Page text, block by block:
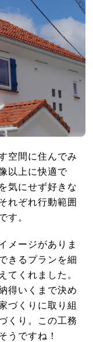
空間に住んでみ
以上に快適で
気にせず好きな
れぞれ行動範囲
す。
メージがありま
きるプランを細
てくれました。
得いくまで決め
づくりに取り組
くり。この工務
うですね！